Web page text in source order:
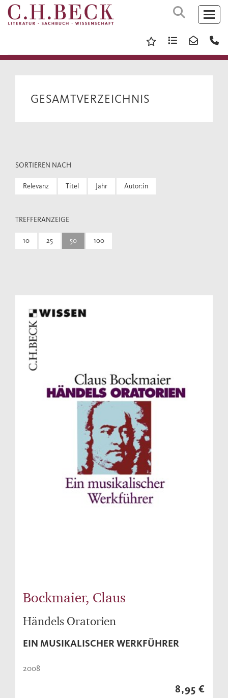
GESAMTVERZEICHNIS
SORTIEREN NACH
Relevanz Titel Jahr Autor:in
TREFFERANZEIGE
10 25 50 100
Bockmaier, Claus
Händels Oratorien
EIN MUSIKALISCHER WERKFÜHRER
2008
8,95 €